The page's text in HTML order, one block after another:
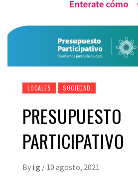
LOCALES SOCIEDAD
PRESUPUESTO
PARTICIPATIVO
By i g / 10 agosto, 2021